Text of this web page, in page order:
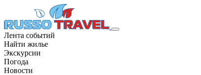
Лента событий
Найти жилье
Экскурсии
Погода
Новости